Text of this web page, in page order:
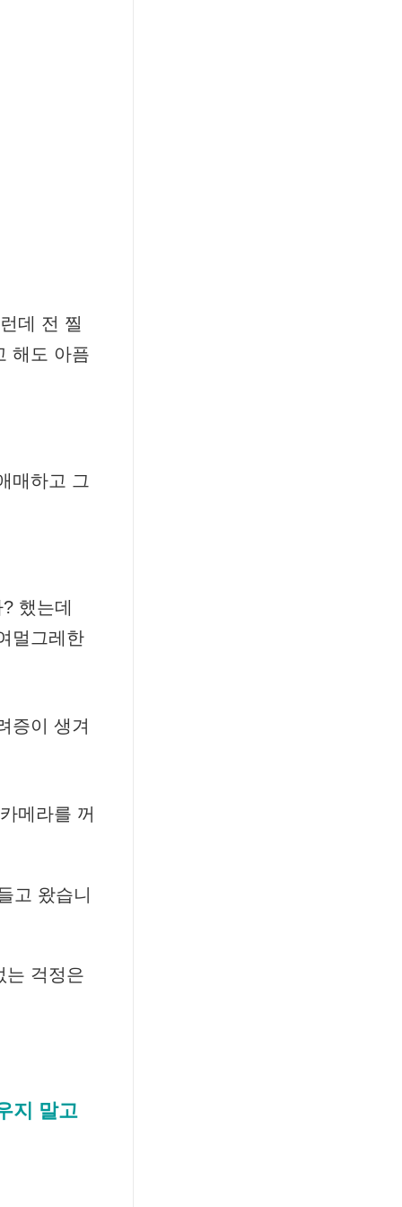
데 전 찔
해도 아픔
매하고 그
했는데
멀그레한
증이 생겨
메라를 꺼
고 왔습니
는 걱정은
지 말고